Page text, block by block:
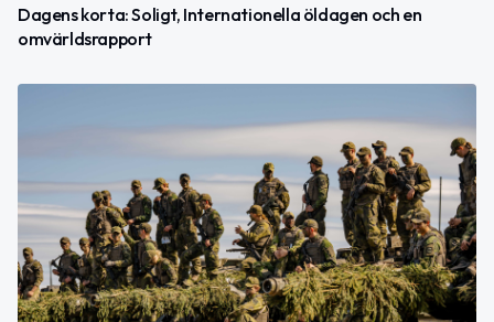
Dagens korta: Soligt, Internationella öldagen och en
omvärldsrapport